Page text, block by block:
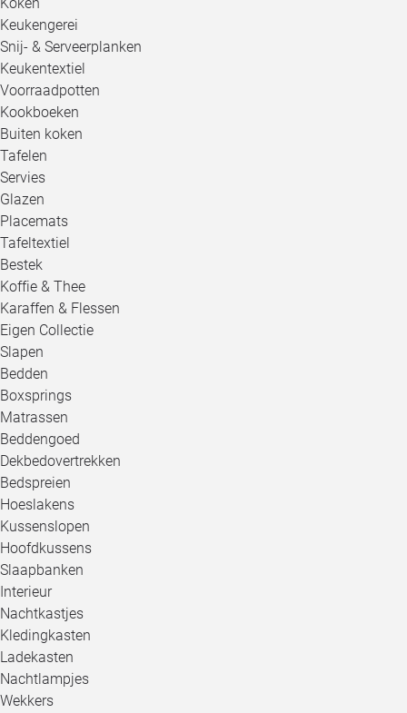
Keukengerei
Snij- & Serveerplanken
Keukentextiel
Voorraadpotten
Kookboeken
Buiten koken
Tafelen
Servies
Glazen
Placemats
Tafeltextiel
Bestek
Koffie & Thee
Karaffen & Flessen
Eigen Collectie
Slapen
Bedden
Boxsprings
Matrassen
Beddengoed
Dekbedovertrekken
Bedspreien
Hoeslakens
Kussenslopen
Hoofdkussens
Slaapbanken
Interieur
Nachtkastjes
Kledingkasten
Ladekasten
Nachtlampjes
Wekkers